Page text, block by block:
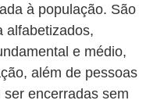
à população. São
alfabetizados,
e médio,
além de pessoas
encerradas sem